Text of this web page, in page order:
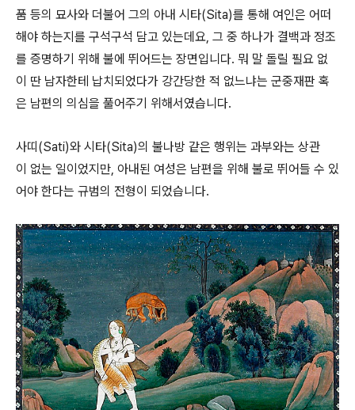
품 등의 묘사와 더불어 그의 아내 시타(Sita)를 통해 여인은 어떠
해야 하는지를 구석구석 담고 있는데요, 그 중 하나가 결백과 정조
를 증명하기 위해 불에 뛰어드는 장면입니다. 뭐 말 돌릴 필요 없
이 딴 남자한테 납치되었다가 강간당한 적 없느냐는 군중재판 혹
은 남편의 의심을 풀어주기 위해서였습니다.
사띠(Sati)와 시타(Sita)의 불나방 같은 행위는 과부와는 상관
이 없는 일이었지만, 아내된 여성은 남편을 위해 불로 뛰어들 수 있
어야 한다는 규범의 전형이 되었습니다.